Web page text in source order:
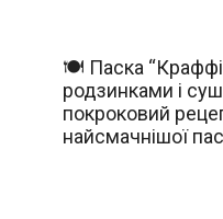
🍽️ Паска
родзинками і
покроковий
найсмачнішої